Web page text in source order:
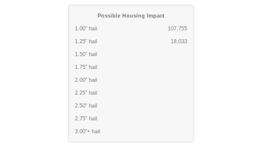
Possible Housing Impact
1.00" hail 107,755
1.25" hail 18,033
1.50" hail
1.75" hail
2.00" hail
2.25" hail
2.50" hail
2.75" hail
3.00"+ hail